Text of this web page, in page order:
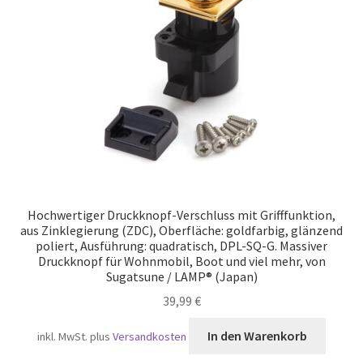
Hochwertiger Druckknopf-Verschluss mit Grifffunktion,
aus Zinklegierung (ZDC), Oberfläche: goldfarbig, glänzend
poliert, Ausführung: quadratisch, DPL-SQ-G. Massiver
Druckknopf für Wohnmobil, Boot und viel mehr, von
Sugatsune / LAMP® (Japan)
39,99 €
inkl. MwSt. plusVersandkosten In den Warenkorb